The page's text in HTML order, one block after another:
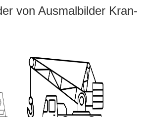
von Ausmalbilder Kran-